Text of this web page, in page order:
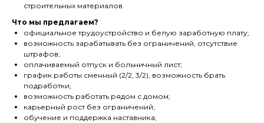
строительных материалов.
Что мы предлагаем?
официальное трудоустройство и белую заработную плату;
возможность зарабатывать без ограничений, отсутствие
штрафов;
оплачиваемый отпуск и больничный лист;
график работы сменный (2/2, 3/2), возможность брать
подработки;
возможность работать рядом с домом;
карьерный рост без ограничений;
обучение и поддержка наставника;